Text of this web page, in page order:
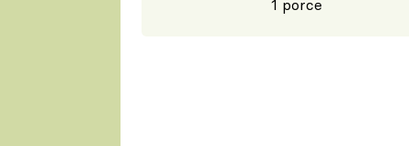
1 porce